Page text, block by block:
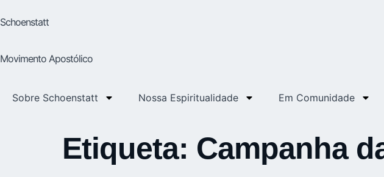
Schoenstatt
Movimento Apostólico
Sobre Schoenstatt Nossa Espiritualidade Em Comunidade
Etiqueta: Campanha